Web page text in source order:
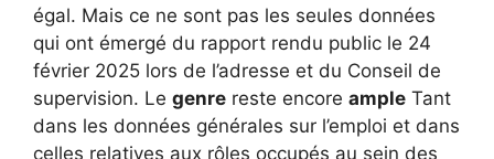
égal. Mais ce ne sont pas les seules données
qui ont émergé du rapport rendu public le 24
février 2025 lors de l’adresse et du Conseil de
supervision. Le genre reste encore ample Tant
dans les données générales sur l’emploi et dans
celles relatives aux rôles occupés au sein des